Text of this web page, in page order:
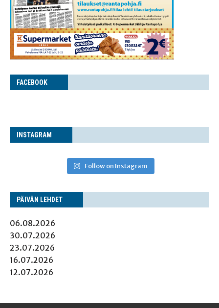
FACE­BOOK
INS­TA­GRAM
Follow on Instagram
PÄI­VÄN LEHDET
06.08.2026
30.07.2026
23.07.2026
16.07.2026
12.07.2026